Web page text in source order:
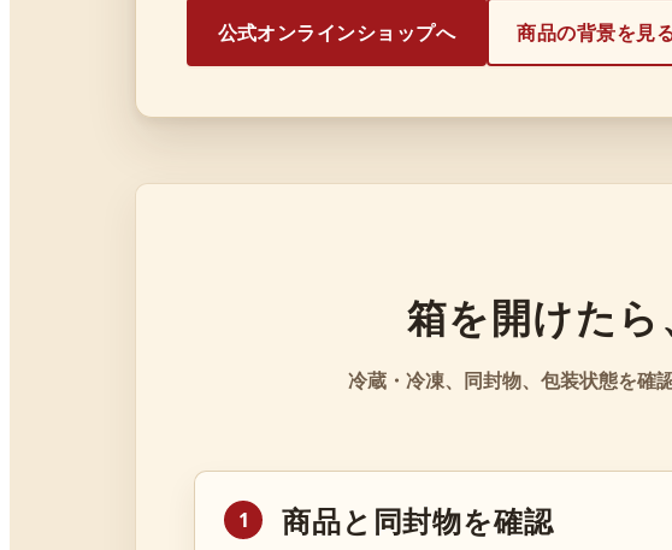
公式オンラインショップへ 商品の背景を見
箱を開けた
冷蔵・冷凍、同封物、包装状態を確
商品と同封物を確認